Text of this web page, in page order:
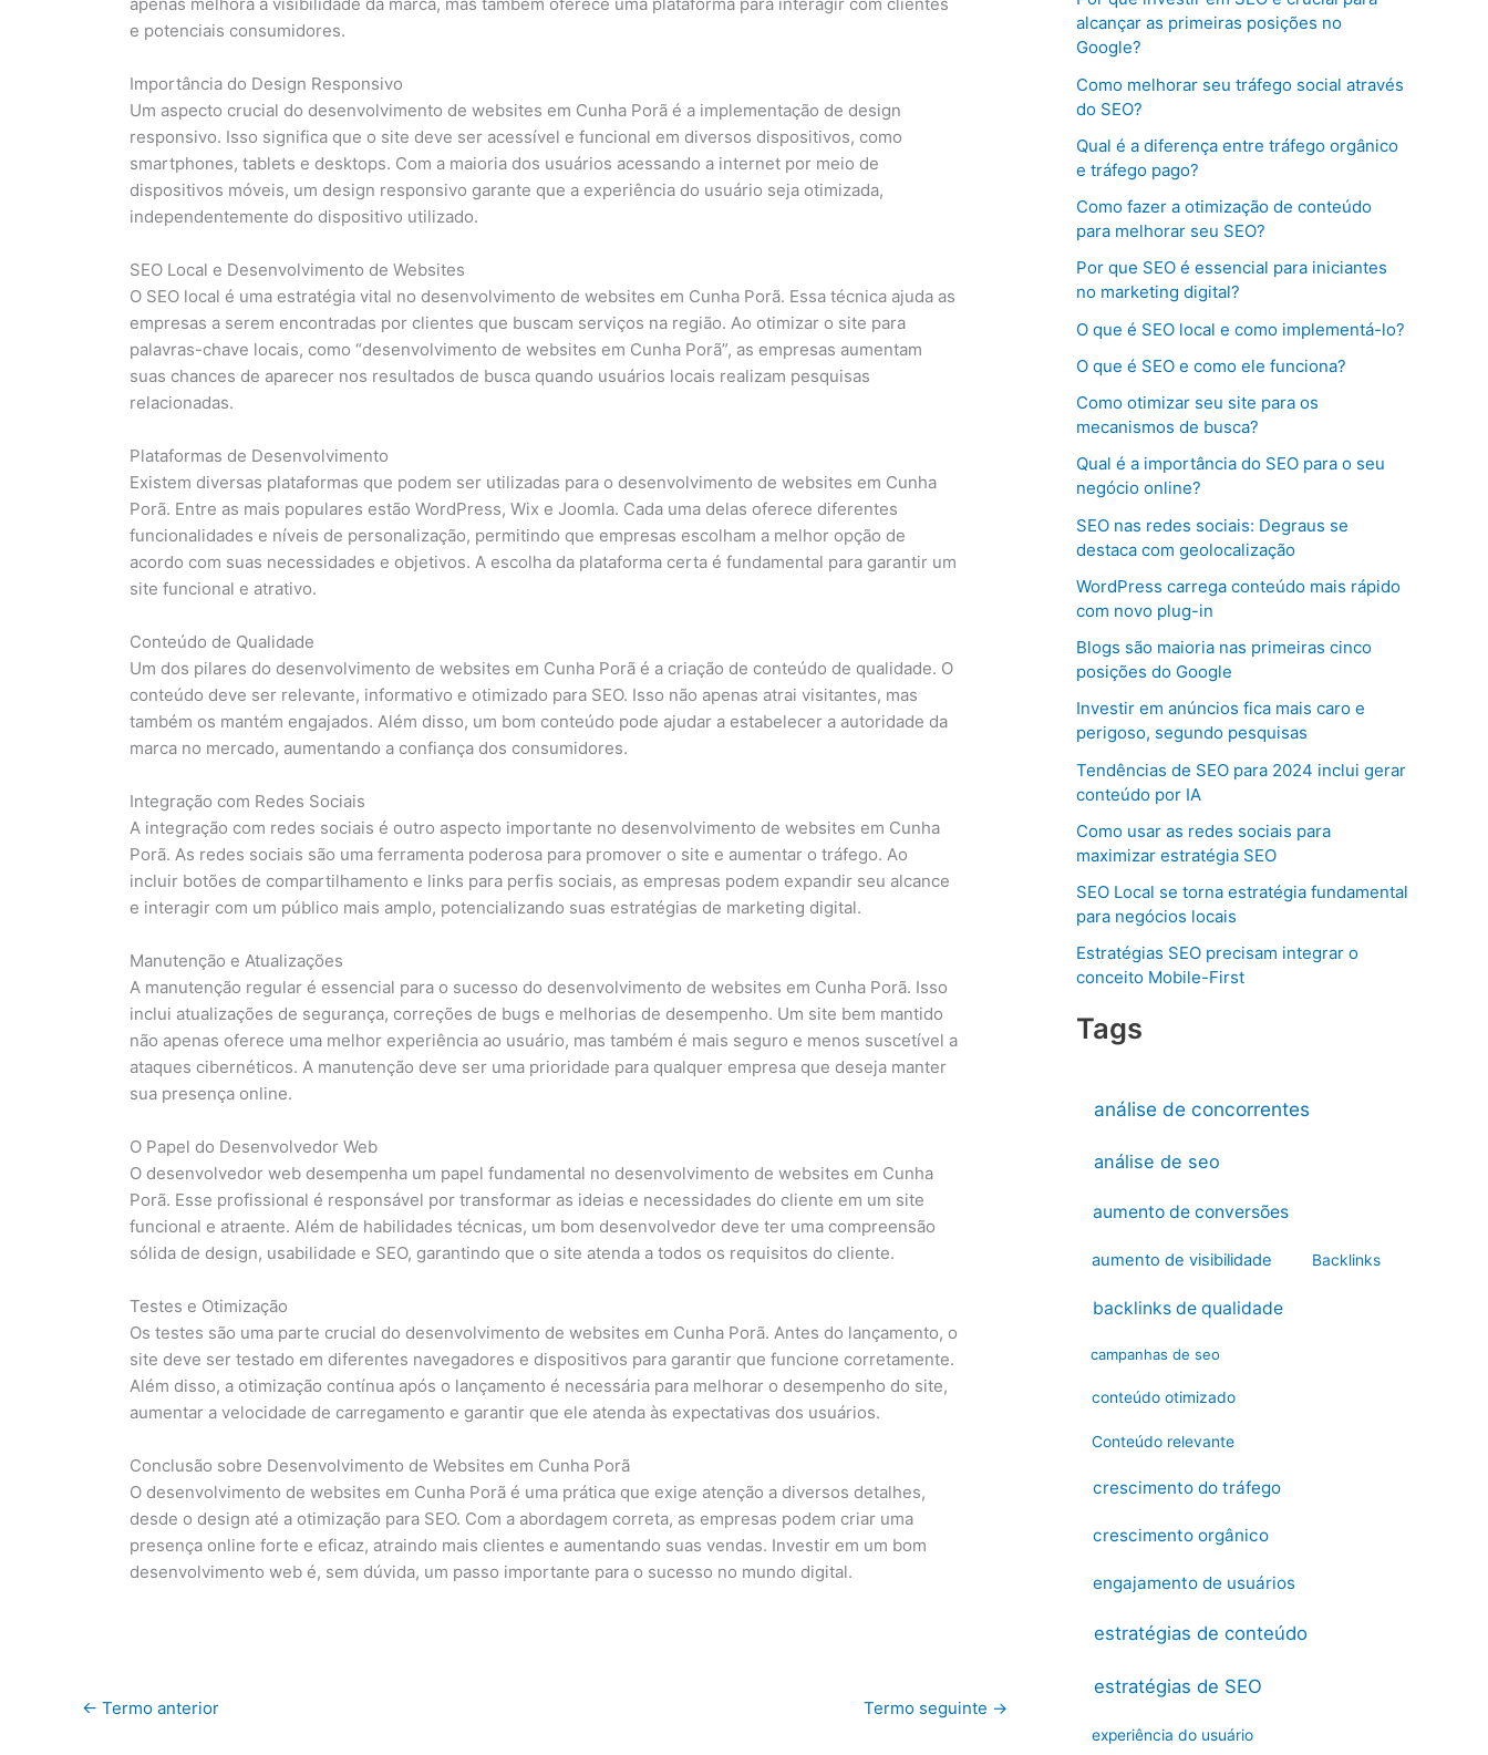
e potenciais consumidores.
Importância do Design Responsivo
Um aspecto crucial do desenvolvimento de websites em Cunha Porã é a implementação de design
responsivo. Isso significa que o site deve ser acessível e funcional em diversos dispositivos, como
smartphones, tablets e desktops. Com a maioria dos usuários acessando a internet por meio de
dispositivos móveis, um design responsivo garante que a experiência do usuário seja otimizada,
independentemente do dispositivo utilizado.
SEO Local e Desenvolvimento de Websites
O SEO local é uma estratégia vital no desenvolvimento de websites em Cunha Porã. Essa técnica ajuda as
empresas a serem encontradas por clientes que buscam serviços na região. Ao otimizar o site para
palavras-chave locais, como “desenvolvimento de websites em Cunha Porã”, as empresas aumentam
suas chances de aparecer nos resultados de busca quando usuários locais realizam pesquisas
relacionadas.
Plataformas de Desenvolvimento
Existem diversas plataformas que podem ser utilizadas para o desenvolvimento de websites em Cunha
Porã. Entre as mais populares estão WordPress, Wix e Joomla. Cada uma delas oferece diferentes
funcionalidades e níveis de personalização, permitindo que empresas escolham a melhor opção de
acordo com suas necessidades e objetivos. A escolha da plataforma certa é fundamental para garantir um
site funcional e atrativo.
Conteúdo de Qualidade
Um dos pilares do desenvolvimento de websites em Cunha Porã é a criação de conteúdo de qualidade. O
conteúdo deve ser relevante, informativo e otimizado para SEO. Isso não apenas atrai visitantes, mas
também os mantém engajados. Além disso, um bom conteúdo pode ajudar a estabelecer a autoridade da
marca no mercado, aumentando a confiança dos consumidores.
Integração com Redes Sociais
A integração com redes sociais é outro aspecto importante no desenvolvimento de websites em Cunha
Porã. As redes sociais são uma ferramenta poderosa para promover o site e aumentar o tráfego. Ao
incluir botões de compartilhamento e links para perfis sociais, as empresas podem expandir seu alcance
e interagir com um público mais amplo, potencializando suas estratégias de marketing digital.
Manutenção e Atualizações
A manutenção regular é essencial para o sucesso do desenvolvimento de websites em Cunha Porã. Isso
inclui atualizações de segurança, correções de bugs e melhorias de desempenho. Um site bem mantido
não apenas oferece uma melhor experiência ao usuário, mas também é mais seguro e menos suscetível a
ataques cibernéticos. A manutenção deve ser uma prioridade para qualquer empresa que deseja manter
sua presença online.
O Papel do Desenvolvedor Web
O desenvolvedor web desempenha um papel fundamental no desenvolvimento de websites em Cunha
Porã. Esse profissional é responsável por transformar as ideias e necessidades do cliente em um site
funcional e atraente. Além de habilidades técnicas, um bom desenvolvedor deve ter uma compreensão
sólida de design, usabilidade e SEO, garantindo que o site atenda a todos os requisitos do cliente.
Testes e Otimização
Os testes são uma parte crucial do desenvolvimento de websites em Cunha Porã. Antes do lançamento, o
site deve ser testado em diferentes navegadores e dispositivos para garantir que funcione corretamente.
Além disso, a otimização contínua após o lançamento é necessária para melhorar o desempenho do site,
aumentar a velocidade de carregamento e garantir que ele atenda às expectativas dos usuários.
Conclusão sobre Desenvolvimento de Websites em Cunha Porã
O desenvolvimento de websites em Cunha Porã é uma prática que exige atenção a diversos detalhes,
desde o design até a otimização para SEO. Com a abordagem correta, as empresas podem criar uma
presença online forte e eficaz, atraindo mais clientes e aumentando suas vendas. Investir em um bom
desenvolvimento web é, sem dúvida, um passo importante para o sucesso no mundo digital.
← Termo anterior Termo seguinte →
alcançar as primeiras posições no
Google?
Como melhorar seu tráfego social através
do SEO?
Qual é a diferença entre tráfego orgânico
e tráfego pago?
Como fazer a otimização de conteúdo
para melhorar seu SEO?
Por que SEO é essencial para iniciantes
no marketing digital?
O que é SEO local e como implementá-lo?
O que é SEO e como ele funciona?
Como otimizar seu site para os
mecanismos de busca?
Qual é a importância do SEO para o seu
negócio online?
SEO nas redes sociais: Degraus se
destaca com geolocalização
WordPress carrega conteúdo mais rápido
com novo plug-in
Blogs são maioria nas primeiras cinco
posições do Google
Investir em anúncios fica mais caro e
perigoso, segundo pesquisas
Tendências de SEO para 2024 inclui gerar
conteúdo por IA
Como usar as redes sociais para
maximizar estratégia SEO
SEO Local se torna estratégia fundamental
para negócios locais
Estratégias SEO precisam integrar o
conceito Mobile-First
Tags
análise de concorrentes
análise de seo
aumento de conversões
aumento de visibilidade Backlinks
backlinks de qualidade
campanhas de seo
conteúdo otimizado
Conteúdo relevante
crescimento do tráfego
crescimento orgânico
engajamento de usuários
estratégias de conteúdo
estratégias de SEO
experiência do usuário